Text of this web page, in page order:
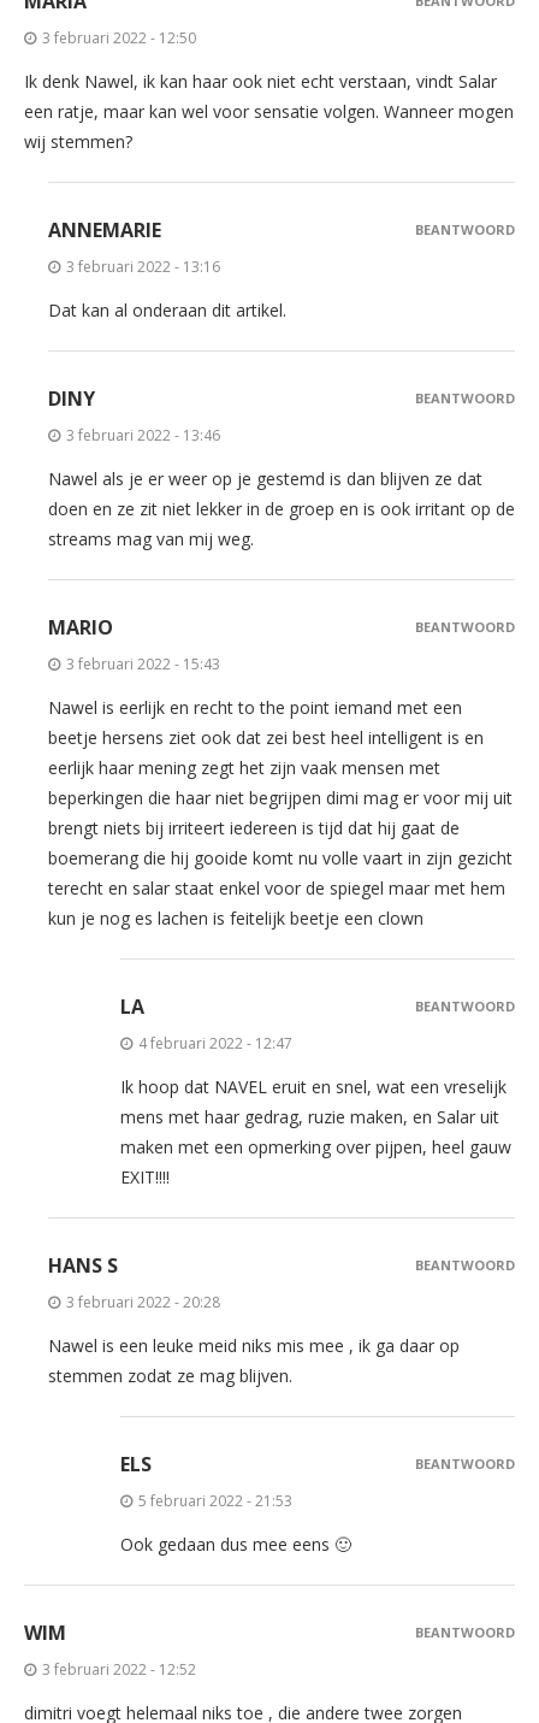
3 februari 2022 - 12:50
Ik denk Nawel, ik kan haar ook niet echt verstaan, vindt Salar
een ratje, maar kan wel voor sensatie volgen. Wanneer mogen
wij stemmen?
ANNEMARIE
3 februari 2022 - 13:16
Dat kan al onderaan dit artikel.
BEANTWOORD
DINY
3 februari 2022 - 13:46
Nawel als je er weer op je gestemd is dan blijven ze dat
doen en ze zit niet lekker in de groep en is ook irritant op de
streams mag van mij weg.
BEANTWOORD
MARIO
3 februari 2022 - 15:43
Nawel is eerlijk en recht to the point iemand met een
beetje hersens ziet ook dat zei best heel intelligent is en
eerlijk haar mening zegt het zijn vaak mensen met
beperkingen die haar niet begrijpen dimi mag er voor mij uit
brengt niets bij irriteert iedereen is tijd dat hij gaat de
boemerang die hij gooide komt nu volle vaart in zijn gezicht
terecht en salar staat enkel voor de spiegel maar met hem
kun je nog es lachen is feitelijk beetje een clown
BEANTWOORD
LA
4 februari 2022 - 12:47
Ik hoop dat NAVEL eruit en snel, wat een vreselijk
mens met haar gedrag, ruzie maken, en Salar uit
maken met een opmerking over pijpen, heel gauw
EXIT!!!!
BEANTWOORD
HANS S
3 februari 2022 - 20:28
Nawel is een leuke meid niks mis mee , ik ga daar op
stemmen zodat ze mag blijven.
BEANTWOORD
ELS
5 februari 2022 - 21:53
Ook gedaan dus mee eens 🙂
BEANTWOORD
WIM
3 februari 2022 - 12:52
dimitri voegt helemaal niks toe , die andere twee zorgen
BEANTWOORD